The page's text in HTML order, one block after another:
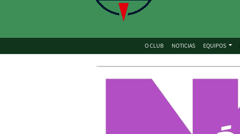
O CLUB NOTICIAS EQUIPOS